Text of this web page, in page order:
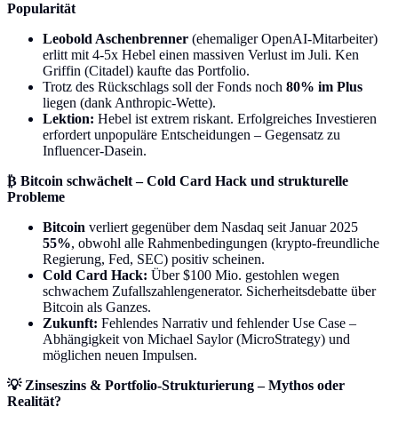
Popularität
Leobold Aschenbrenner (ehemaliger OpenAI-Mitarbeiter)
erlitt mit 4-5x Hebel einen massiven Verlust im Juli. Ken
Griffin (Citadel) kaufte das Portfolio.
Trotz des Rückschlags soll der Fonds noch 80% im Plus
liegen (dank Anthropic-Wette).
Lektion: Hebel ist extrem riskant. Erfolgreiches Investieren
erfordert unpopuläre Entscheidungen – Gegensatz zu
Influencer-Dasein.
₿ Bitcoin schwächelt – Cold Card Hack und strukturelle
Probleme
Bitcoin verliert gegenüber dem Nasdaq seit Januar 2025
55%, obwohl alle Rahmenbedingungen (krypto-freundliche
Regierung, Fed, SEC) positiv scheinen.
Cold Card Hack: Über $100 Mio. gestohlen wegen
schwachem Zufallszahlengenerator. Sicherheitsdebatte über
Bitcoin als Ganzes.
Zukunft: Fehlendes Narrativ und fehlender Use Case –
Abhängigkeit von Michael Saylor (MicroStrategy) und
möglichen neuen Impulsen.
💡 Zinseszins & Portfolio-Strukturierung – Mythos oder
Realität?